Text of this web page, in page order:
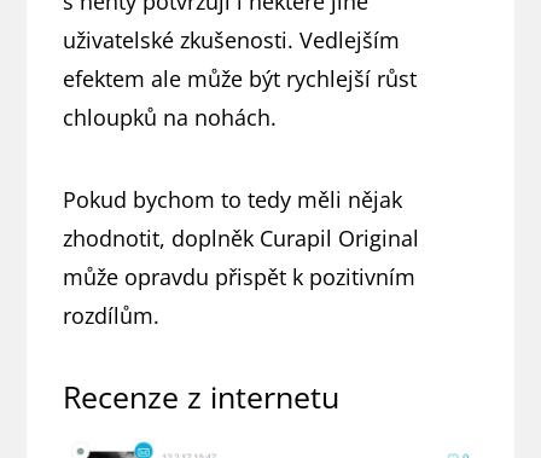
uživatelské zkušenosti. Vedlejším
efektem ale může být rychlejší růst
chloupků na nohách.
Pokud bychom to tedy měli nějak
zhodnotit, doplněk Curapil Original
může opravdu přispět k pozitivním
rozdílům.
Recenze z internetu